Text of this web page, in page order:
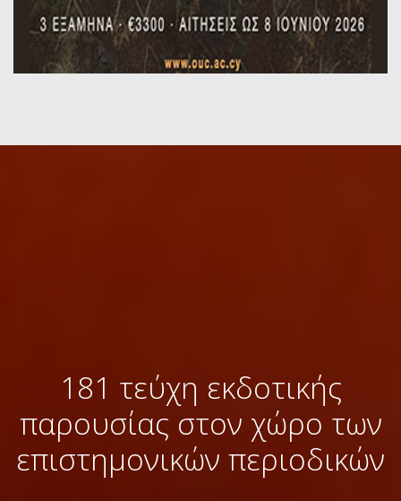
181 τεύχη εκδοτικής
παρουσίας στον χώρο των
επιστημονικών περιοδικών